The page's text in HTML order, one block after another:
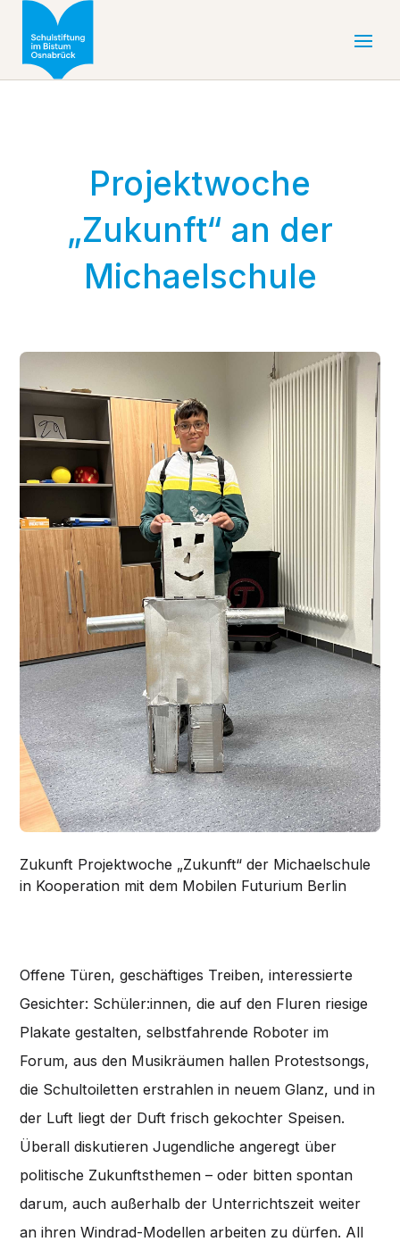
Projektwoche
„Zukunft“ an der
Michaelschule
Zukunft Projektwoche „Zukunft“ der Michaelschule
in Kooperation mit dem Mobilen Futurium Berlin
Offene Türen, geschäftiges Treiben, interessierte
Gesichter: Schüler:innen, die auf den Fluren riesige
Plakate gestalten, selbstfahrende Roboter im
Forum, aus den Musikräumen hallen Protestsongs,
die Schultoiletten erstrahlen in neuem Glanz, und in
der Luft liegt der Duft frisch gekochter Speisen.
Überall diskutieren Jugendliche angeregt über
politische Zukunftsthemen – oder bitten spontan
darum, auch außerhalb der Unterrichtszeit weiter
an ihren Windrad-Modellen arbeiten zu dürfen. All